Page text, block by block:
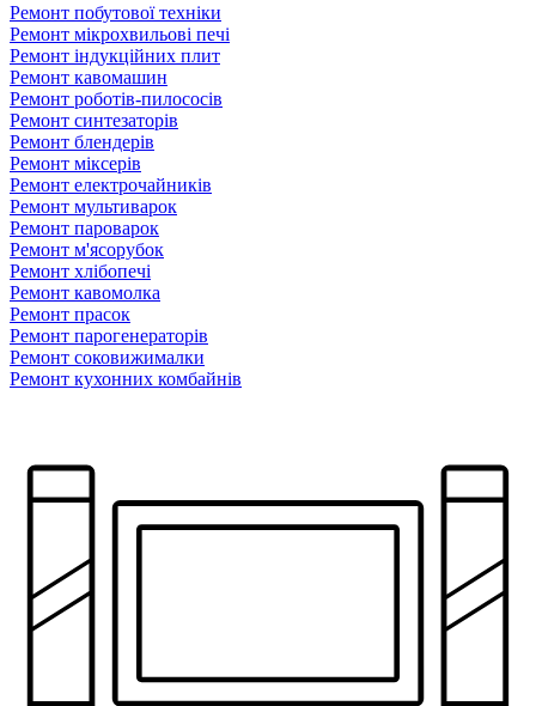
Ремонт побутової техніки
Ремонт мікрохвильові печі
Ремонт індукційних плит
Ремонт кавомашин
Ремонт роботів-пилососів
Ремонт синтезаторів
Ремонт блендерiв
Ремонт мiксерiв
Ремонт електрочайників
Ремонт мультиварок
Ремонт пароварок
Ремонт м'ясорубок
Ремонт хлiбопечi
Ремонт кавомолка
Ремонт прасок
Ремонт парогенераторiв
Ремонт соковижималки
Ремонт кухонних комбайнів